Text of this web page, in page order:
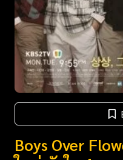
Boys Over